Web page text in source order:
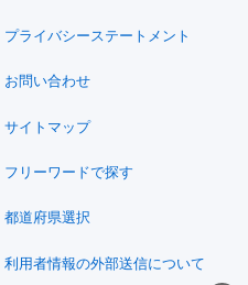
プライバシーステートメント
お問い合わせ
サイトマップ
フリーワードで探す
都道府県選択
利用者情報の外部送信について